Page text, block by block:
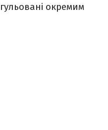
окремим